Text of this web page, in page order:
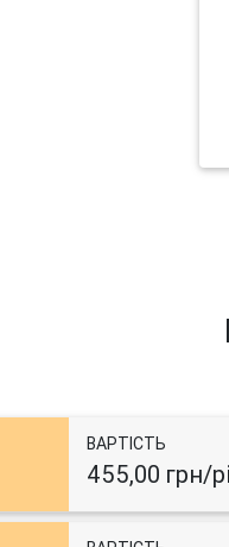
ВАРТІСТЬ
455,00 грн/